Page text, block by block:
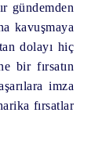
gündemden
kavuşmaya
dolayı hiç
bir fırsatın
imza
fırsatlar